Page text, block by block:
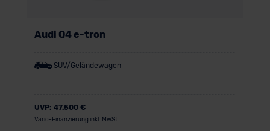
Audi Q4 e-tron
SUV/Geländewagen
UVP: 47.500 €
Vario-Finanzierung inkl. MwSt.